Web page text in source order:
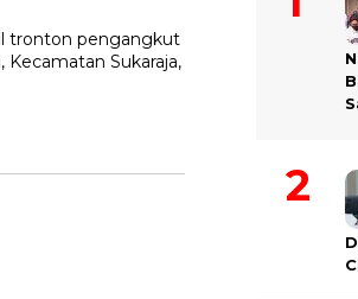
tronton pengangkut
Kecamatan Sukaraja,